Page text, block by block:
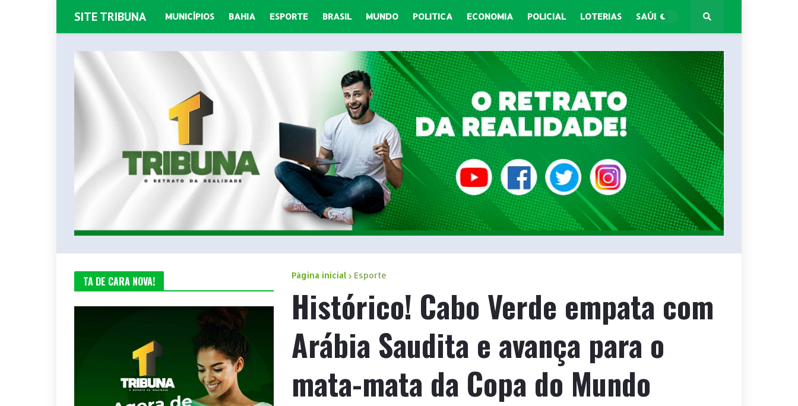
SITE TRIBUNA MUNICÍPIOS BAHIA ESPORTE BRASIL MUNDO POLITICA ECONOMIA POLICIAL LOTERIAS SAÚDE
Página inicial Esporte
Histórico! Cabo Verde empata com
Arábia Saudita e avança para o
mata-mata da Copa do Mundo
TA DE CARA NOVA!